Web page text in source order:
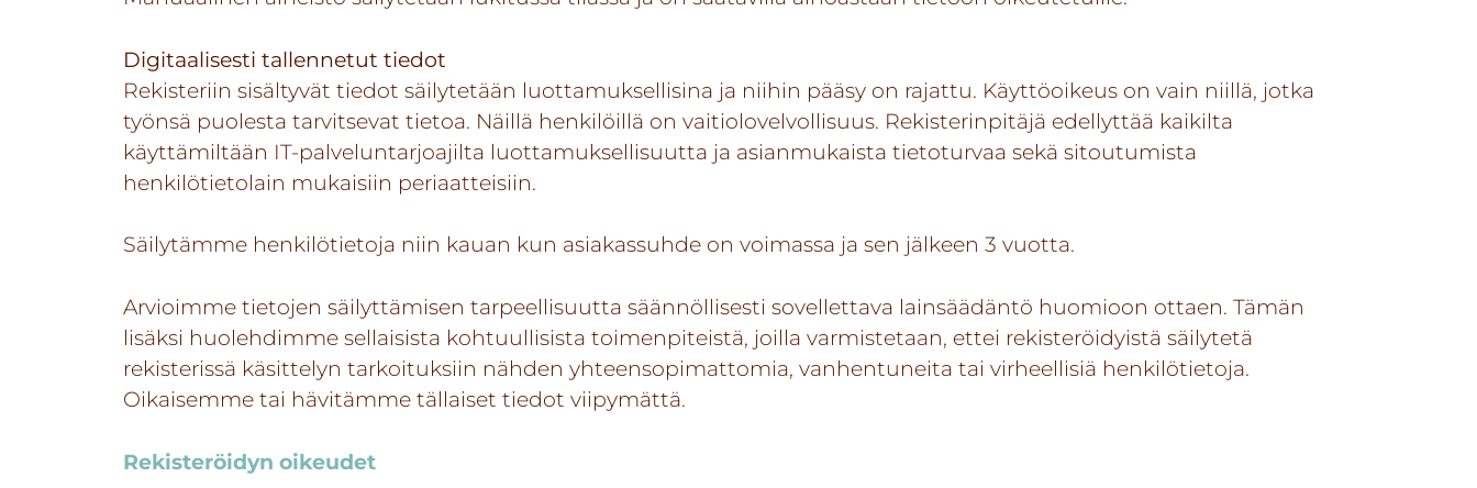
Digitaalisesti tallennetut tiedot
Rekisteriin sisältyvät tiedot säilytetään luottamuksellisina ja niihin pääsy on rajattu. Käyttöoikeus on vain niillä, jotka
työnsä puolesta tarvitsevat tietoa. Näillä henkilöillä on vaitiolovelvollisuus. Rekisterinpitäjä edellyttää kaikilta
käyttämiltään IT-palveluntarjoajilta luottamuksellisuutta ja asianmukaista tietoturvaa sekä sitoutumista
henkilötietolain mukaisiin periaatteisiin.
Säilytämme henkilötietoja niin kauan kun asiakassuhde on voimassa ja sen jälkeen 3 vuotta.
Arvioimme tietojen säilyttämisen tarpeellisuutta säännöllisesti sovellettava lainsäädäntö huomioon ottaen. Tämän
lisäksi huolehdimme sellaisista kohtuullisista toimenpiteistä, joilla varmistetaan, ettei rekisteröidyistä säilytetä
rekisterissä käsittelyn tarkoituksiin nähden yhteensopimattomia, vanhentuneita tai virheellisiä henkilötietoja.
Oikaisemme tai hävitämme tällaiset tiedot viipymättä.
Rekisteröidyn oikeudet